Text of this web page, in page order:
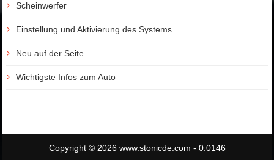
Scheinwerfer
Einstellung und Aktivierung des Systems
Neu auf der Seite
Wichtigste Infos zum Auto
Copyright © 2026 www.stonicde.com - 0.0146